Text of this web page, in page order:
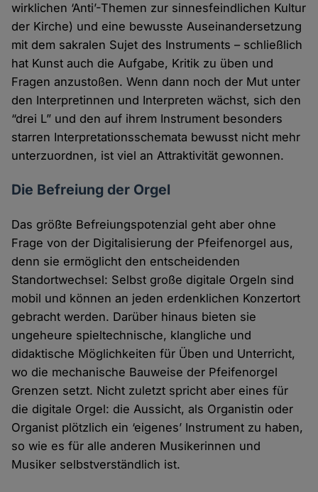
wirklichen ‘Anti’-Themen zur sinnesfeindlichen Kultur
der Kirche) und eine bewusste Auseinandersetzung
mit dem sakralen Sujet des Instruments – schließlich
hat Kunst auch die Aufgabe, Kritik zu üben und
Fragen anzustoßen. Wenn dann noch der Mut unter
den Interpretinnen und Interpreten wächst, sich den
“drei L” und den auf ihrem Instrument besonders
starren Interpretationsschemata bewusst nicht mehr
unterzuordnen, ist viel an Attraktivität gewonnen.
Die Befreiung der Orgel
Das größte Befreiungspotenzial geht aber ohne
Frage von der Digitalisierung der Pfeifenorgel aus,
denn sie ermöglicht den entscheidenden
Standortwechsel: Selbst große digitale Orgeln sind
mobil und können an jeden erdenklichen Konzertort
gebracht werden. Darüber hinaus bieten sie
ungeheure spieltechnische, klangliche und
didaktische Möglichkeiten für Üben und Unterricht,
wo die mechanische Bauweise der Pfeifenorgel
Grenzen setzt. Nicht zuletzt spricht aber eines für
die digitale Orgel: die Aussicht, als Organistin oder
Organist plötzlich ein ‘eigenes’ Instrument zu haben,
so wie es für alle anderen Musikerinnen und
Musiker selbstverständlich ist.